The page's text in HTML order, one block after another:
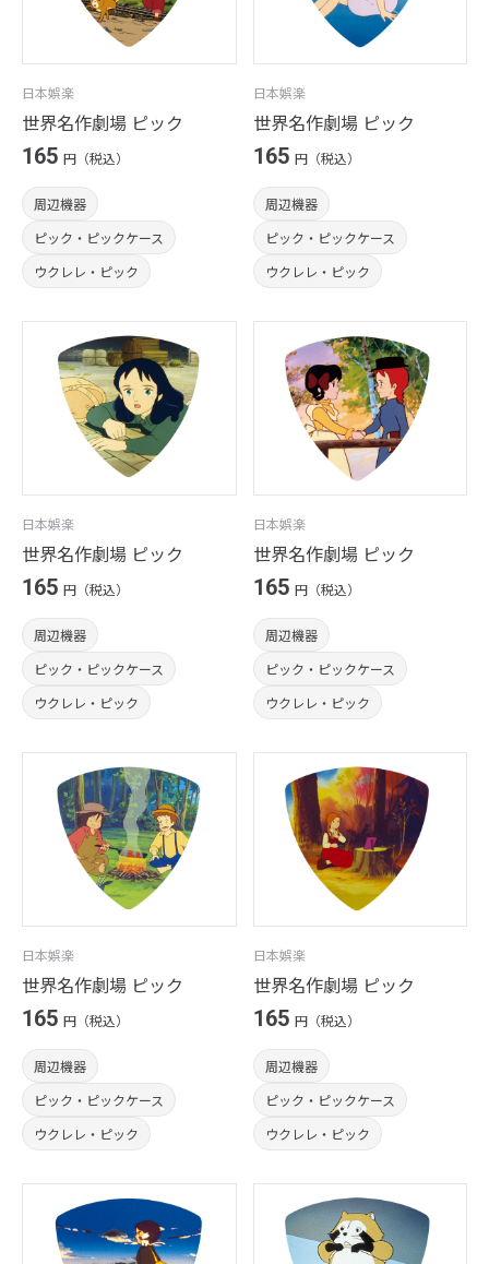
日本娯楽
世界名作劇場 ピック
165 円（税込）
周辺機器
ピック・ピックケース
ウクレレ・ピック
日本娯楽
世界名作劇場 ピック
165 円（税込）
周辺機器
ピック・ピックケース
ウクレレ・ピック
日本娯楽
世界名作劇場 ピック
165 円（税込）
周辺機器
ピック・ピックケース
ウクレレ・ピック
日本娯楽
世界名作劇場 ピック
165 円（税込）
周辺機器
ピック・ピックケース
ウクレレ・ピック
日本娯楽
世界名作劇場 ピック
165 円（税込）
周辺機器
ピック・ピックケース
ウクレレ・ピック
日本娯楽
世界名作劇場 ピック
165 円（税込）
周辺機器
ピック・ピックケース
ウクレレ・ピック